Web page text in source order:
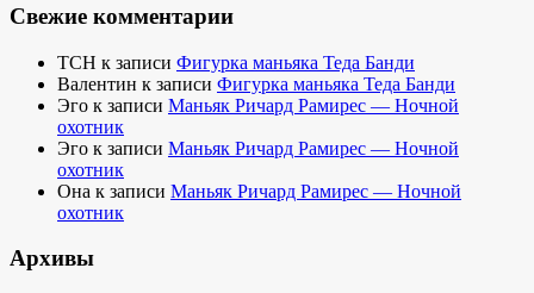
Свежие комментарии
TCH к записи Фигурка маньяка Теда Банди
Валентин к записи Фигурка маньяка Теда Банди
Эго к записи Маньяк Ричард Рамирес — Ночной
охотник
Эго к записи Маньяк Ричард Рамирес — Ночной
охотник
Она к записи Маньяк Ричард Рамирес — Ночной
охотник
Архивы